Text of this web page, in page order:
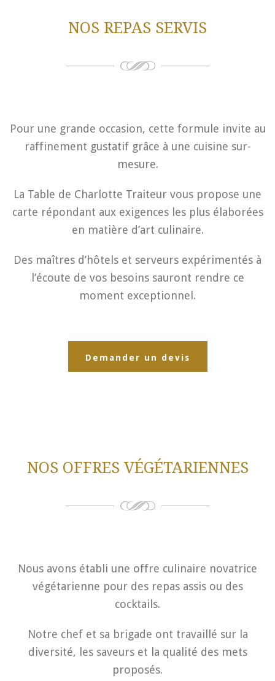
NOS REPAS SERVIS
Pour une grande occasion, cette formule invite au
raffinement gustatif grâce à une cuisine sur-
mesure.
La Table de Charlotte Traiteur vous propose une
carte répondant aux exigences les plus élaborées
en matière d’art culinaire.
Des maîtres d’hôtels et serveurs expérimentés à
l’écoute de vos besoins sauront rendre ce
moment exceptionnel.
Demander un devis
NOS OFFRES VÉGÉTARIENNES
Nous avons établi une offre culinaire novatrice
végétarienne pour des repas assis ou des
cocktails.
Notre chef et sa brigade ont travaillé sur la
diversité, les saveurs et la qualité des mets
proposés.